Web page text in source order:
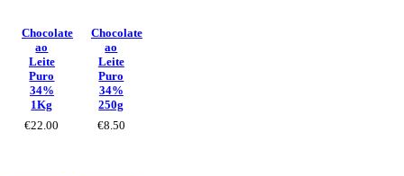
Chocolate
ao
Leite
Puro
34%
1Kg
€22.00
Chocolate
ao
Leite
Puro
34%
250g
€8.50